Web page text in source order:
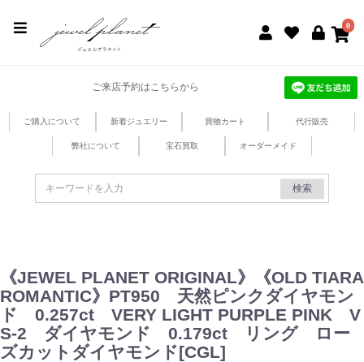
0
ご来店予約はこちらから
ご購入について 新着ジュエリー 買物カート 代行販売
弊社について 宝石買取 オーダーメイド
検索
《JEWEL PLANET ORIGINAL》《OLD TIARA
ROMANTIC》PT950 天然ピンクダイヤモン
ド 0.257ct VERY LIGHT PURPLE PINK V
S-2 ダイヤモンド 0.179ct リング ロー
ズカットダイヤモンド[CGL]